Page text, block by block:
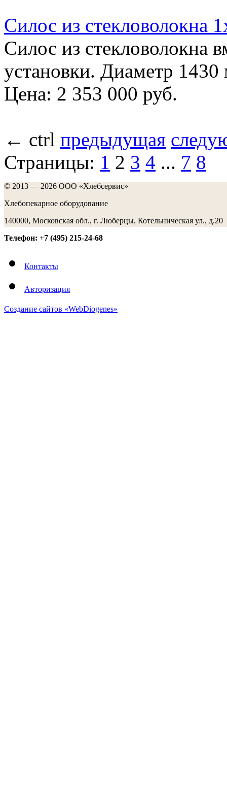
Силос из стекловолокна
Силос из стекловолокна
установки. Диаметр
Цена: 2 353 000 руб.
← ctrl предыдущая
Страницы: 1 2 3 4 ... 7 8
© 2013 — 2026 ООО «Хлебсервис»
Хлебопекарное оборудование
140000, Московская обл., г. Люберцы, Котельническая ул., д.20
Телефон: +7 (495) 215-24-68
Контакты
Авторизация
Создание сайтов «WebDiogenes»